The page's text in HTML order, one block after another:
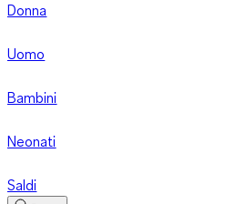
Donna
Uomo
Bambini
Neonati
Saldi